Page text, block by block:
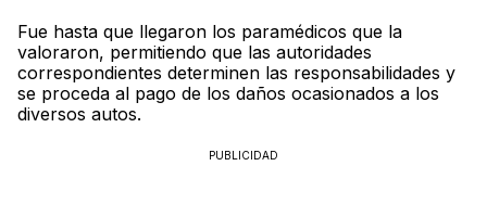
Fue hasta que llegaron los paramédicos que la
valoraron, permitiendo que las autoridades
correspondientes determinen las responsabilidades y
se proceda al pago de los daños ocasionados a los
diversos autos.
PUBLICIDAD